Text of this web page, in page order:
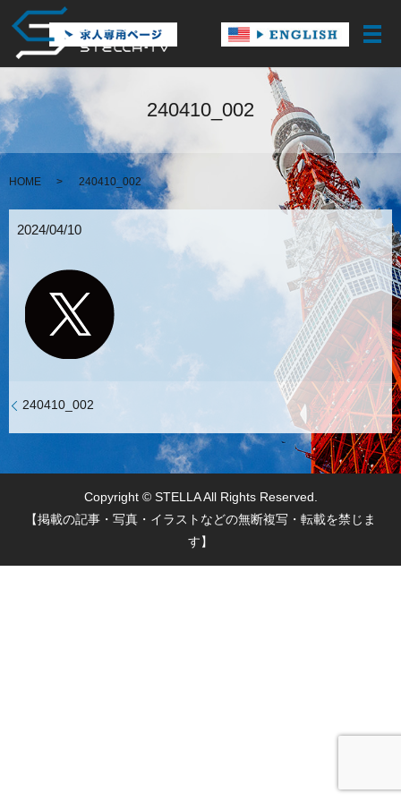
メ
240410_002
HOME 240410_002
2024/04/10
240410_002
Copyright © STELLA All Rights Reserved.
【掲載の記事・写真・イラストなどの無断複写・転載を禁じま
す】